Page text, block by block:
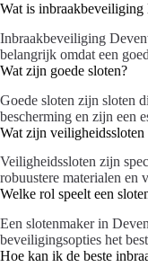
Wat is inbraakbeveiliging
Inbraakbeveiliging
belangrijk omdat een
Wat zijn goede sloten?
Goede sloten zijn sloten
bescherming en zijn een
Wat zijn
Veiligheidssloten zijn
robuustere materialen en
Welke rol speelt een
Een slotenmaker in
beveiligingsopties het
Hoe kan ik de beste